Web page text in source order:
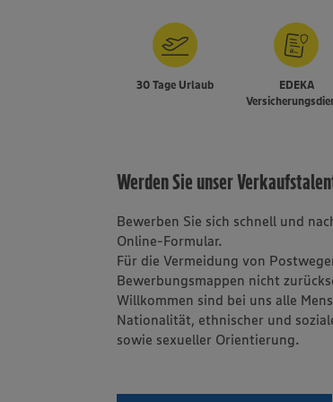
30 Tage Urlaub
EDEKA
Werden Sie unser
Bewerben Sie sich schnell und
Online-Formular.
Für die Vermeidung von
Bewerbungsmappen nicht
Willkommen sind bei uns alle
Nationalität, ethnischer und
sowie sexueller Orientierung.